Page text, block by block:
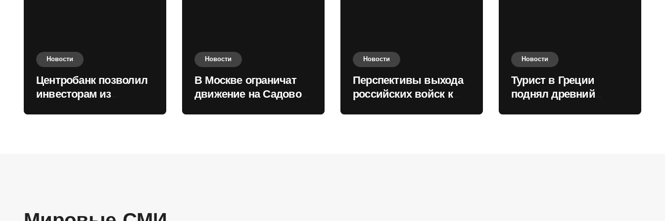
Новости
Центробанк позволил
инвесторам из
Новости
В Москве ограничат
движение на Садовом
Новости
Перспективы выхода
российских войск к
Новости
Турист в Греции
поднял древний